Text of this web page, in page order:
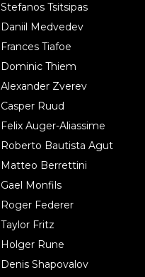
Stefanos Tsitsipas
Daniil Medvedev
Frances Tiafoe
Dominic Thiem
Alexander Zverev
Casper Ruud
Felix Auger-Aliassime
Roberto Bautista Agut
Matteo Berrettini
Gael Monfils
Roger Federer
Taylor Fritz
Holger Rune
Denis Shapovalov